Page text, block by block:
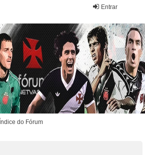
Entrar
Índice do Fórum